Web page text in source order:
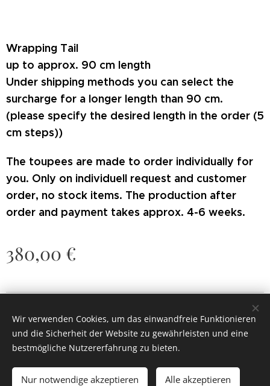
Wrapping Tail
up to approx. 90 cm length
Under shipping methods you can select the
surcharge for a longer length than 90 cm.
(please specify the desired length in the order (5
cm steps))
The toupees are made to order individually for
you. Only on individuell request and customer
order, no stock items. The production after
order and payment takes approx. 4-6 weeks.
380,00 €
Zum Warenkorb hinzufügen
Cookies
Wir verwenden Cookies, um das einwandfreie Funktionieren
und die Sicherheit der Website zu gewährleisten und eine
bestmögliche Nutzererfahrung zu bieten.
Nur notwendige akzeptieren Alle akzeptieren